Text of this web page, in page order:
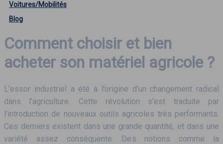
Voitures/Mobilités
Blog
Comment choisir et bien
acheter son matériel agricole ?
L’essor industriel a été à l’origine d’un changement radical
dans l’agriculture. Cette révolution s’est traduite par
l’introduction de nouveaux outils agricoles très performants.
Ces derniers existent dans une grande quantité, et dans une
variété assez conséquente. Des notions comme la